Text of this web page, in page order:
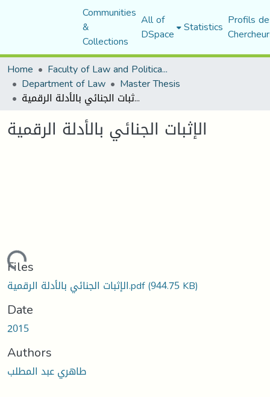
Communities
&
Collections
All of
DSpace Statistics Profils
Home
Faculty of Law and Political Science
Department of Law Master Thesis
الإثبات الجنائي بالأدلة الرقمية
الإثبات الجنائي بالأدلة الرقمية
Files
الإثبات الجنائي بالأدلة الرقمية.pdf(944.75 KB)
Date
2015
Authors
طاهري عبد المطلب